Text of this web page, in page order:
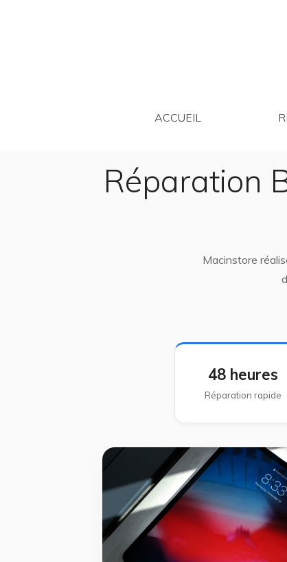
ACCUEIL
Réparation
Macinstore
48 heures
Réparation rapide